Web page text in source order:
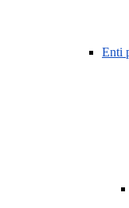
Enti